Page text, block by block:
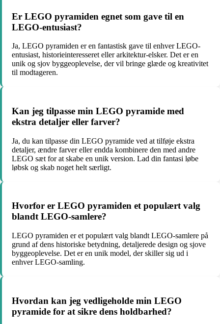
Er LEGO pyramiden egnet som gave til en
LEGO-entusiast?
Ja, LEGO pyramiden er en fantastisk gave til enhver LEGO-
entusiast, historieinteresseret eller arkitektur-elsker. Det er en
unik og sjov byggeoplevelse, der vil bringe glæde og kreativitet
til modtageren.
Kan jeg tilpasse min LEGO pyramide med
ekstra detaljer eller farver?
Ja, du kan tilpasse din LEGO pyramide ved at tilføje ekstra
detaljer, ændre farver eller endda kombinere den med andre
LEGO sæt for at skabe en unik version. Lad din fantasi løbe
løbsk og skab noget helt særligt.
Hvorfor er LEGO pyramiden et populært valg
blandt LEGO-samlere?
LEGO pyramiden er et populært valg blandt LEGO-samlere på
grund af dens historiske betydning, detaljerede design og sjove
byggeoplevelse. Det er en unik model, der skiller sig ud i
enhver LEGO-samling.
Hvordan kan jeg vedligeholde min LEGO
pyramide for at sikre dens holdbarhed?